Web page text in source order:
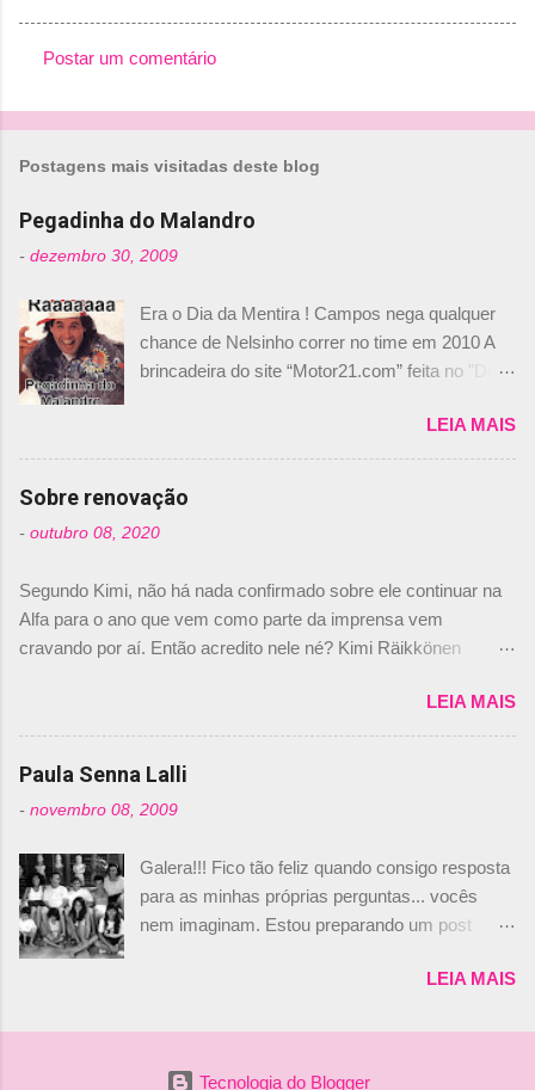
o
n
t
r
i
o
Postar um comentário
Postagens mais visitadas deste blog
Pegadinha do Malandro
- dezembro 30, 2009
Era o Dia da Mentira ! Campos nega qualquer
chance de Nelsinho correr no time em 2010 A
brincadeira do site “Motor21.com” feita no "Día
de abril –, afirmando que Nelson Piquet havia
comprado 15% das ações da Campos, dando,
com isso, um lugar no time a Nelsinho Piquet,
foi esclarecida de uma vez por todas por
Daniele Audetto, diretor da escuderia. O
não será o companheiro de Bruno Senna em
2010. "Na verdade, nós recebemos uma oferta
de Piquet", admitiu Audetto. “Mas depois de ter
dois brasileiros”, explicou, dizendo ainda que
não tem nada contra o filho do tricampeão
Nelson Piquet. “Ele é um bom piloto, rápido e
experiente.” Audetto disse ainda que a suposta
não corresponde à realidade. “O suposto 15%
de investimento seria menor do que aquilo que
outros pilotos podem trazer: italianos, r...
LEIA MAIS
Sobre renovação
- outubro 08, 2020
Segundo Kimi, não há nada confirmado sobre ele continuar na
Alfa para o ano que vem como parte da imprensa vem
cravando por aí. Então acredito nele né? Kimi Räikkönen
truth but I’ve never had an option in my contract so that’s
should, pretty much, tell you that it’s not true." #Kimi7 #EifelGP
#AlfaRomeoRacing pic.twitter.com/77EDVn39Ia — Kimi
Romain falando sobre o fato do Iceman estar há tantos anos na
@RGrosjean ! #EifelGP 🇩🇪 #F1
pic.twitter.com/GSAu1LWnwW — Formula 1 (@F1) October 8,
2020 Beijinhos, Ludy
LEIA MAIS
Paula Senna Lalli
- novembro 08, 2009
Galera!!! Fico tão feliz quando consigo resposta
para as minhas próprias perguntas... vocês
nem imaginam. Estou preparando um post
nunca falei sobre ela, aqui no Octeto. No meio
aqui: Na época, rendeu um burburinho, porque
LEIA MAIS
Tecnologia do Blogger